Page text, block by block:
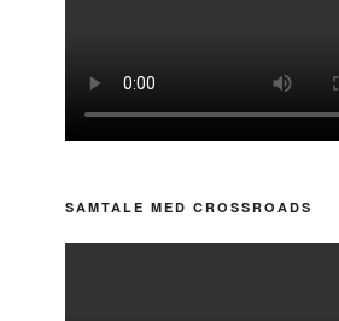
SAMTALE MED CROSSROADS